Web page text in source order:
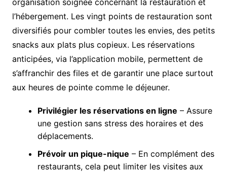
l’hébergement. Les vingt points de restauration sont
diversifiés pour combler toutes les envies, des petits
snacks aux plats plus copieux. Les réservations
anticipées, via l’application mobile, permettent de
s’affranchir des files et de garantir une place surtout
aux heures de pointe comme le déjeuner.
Privilégier les réservations en ligne – Assure
une gestion sans stress des horaires et des
déplacements.
Prévoir un pique-nique – En complément des
restaurants, cela peut limiter les visites aux